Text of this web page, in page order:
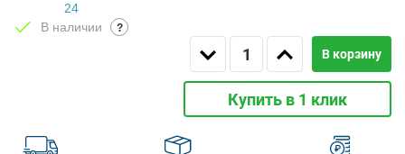
24
В наличии
?
В корзину
Купить в 1 клик